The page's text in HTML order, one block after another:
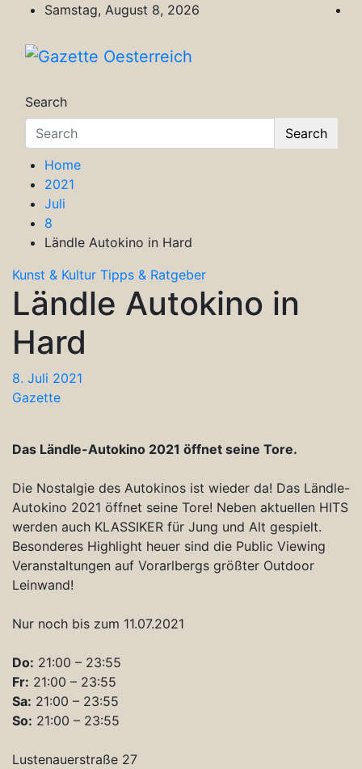
content
Samstag, August 8, 2026
Search
Search
Home
2021
Juli
8
Ländle Autokino in Hard
Kunst & Kultur Tipps & Ratgeber
Ländle Autokino in
Hard
8. Juli 2021
Gazette
Das Ländle-Autokino 2021 öffnet seine Tore.
Die Nostalgie des Autokinos ist wieder da! Das Ländle-
Autokino 2021 öffnet seine Tore! Neben aktuellen HITS
werden auch KLASSIKER für Jung und Alt gespielt.
Besonderes Highlight heuer sind die Public Viewing
Veranstaltungen auf Vorarlbergs größter Outdoor
Leinwand!
Nur noch bis zum 11.07.2021
Do: 21:00 – 23:55
Fr: 21:00 – 23:55
Sa: 21:00 – 23:55
So: 21:00 – 23:55
Lustenauerstraße 27